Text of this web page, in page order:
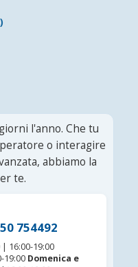
l'anno. Che tu
o interagire
abbiamo la
te.
754492
| 16:00-19:00
19:00 Domenica e